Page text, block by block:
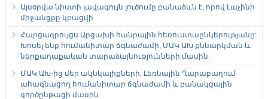
Այսօրվա նիստի լավագույն լուծումը բանաձևն է, որով Լաչինի
միջանցքը կբացվի
Հարցազրույցս Արցախի հանրային հեռուստաընկերությանը:
Խոսել ենք հումանիտար ճգնաժամի, ՄԱԿ ԱԽ քննարկման և
ներքաղաքական տարաձայնությունների մասին:
ՄԱԿ ԱԽ-ից մեր ակնկալիքների, Լեռնային Ղարաբաղում
ահագնացող հումանիտար ճգնաժամի և բանակցային
գործընթացի մասին